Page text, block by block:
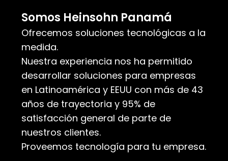
Somos Heinsohn Panamá
Ofrecemos soluciones tecnológicas a la
medida.
Nuestra experiencia nos ha permitido
desarrollar soluciones para empresas
en Latinoamérica y EEUU con más de 43
años de trayectoria y 95% de
satisfacción general de parte de
nuestros clientes.
Proveemos tecnología para tu empresa.